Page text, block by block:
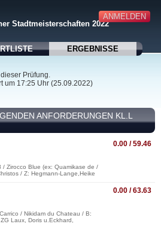
ANMELDEN
Stadtmeisterschaften 2022
ERGEBNISSE
Prüfung.
um 17:25 Uhr (25.09.2022)
ANFORDERUNGEN KL.L
0.00 / 59.46
/ Zirocco Blue (ex: Quamikase de /
/ Z: Hegmann-Lange,Heike
0.00 / 63.63
/ Nikidam du Chateau / B:
Laux, Doris u.Eckhard,